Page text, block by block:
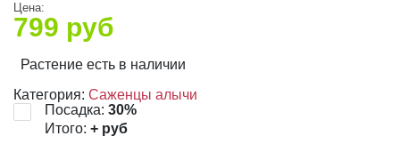
Цена:
799 руб
Растение есть в наличии
Категория: Саженцы алычи
Посадка: 30%
Итого: + руб